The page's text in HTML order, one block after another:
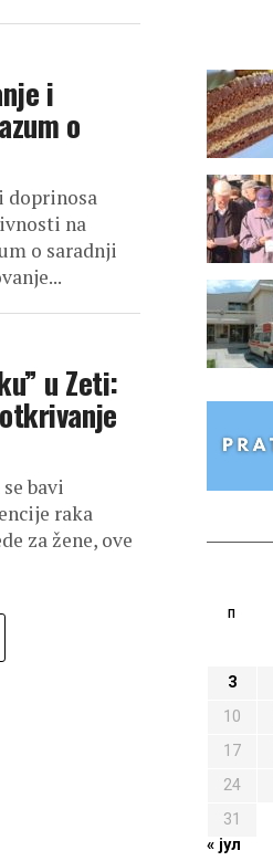
i
o
doprinosa
na
o saradnji
u Zeti:
bavi
raka
za žene, ove
П
3
10
17
24
31
« јул